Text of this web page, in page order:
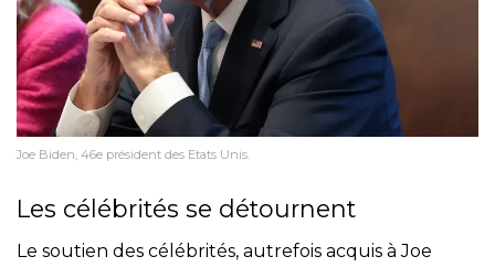
Joe Biden, 46e président des Etats Unis.
Les célébrités se détournent
Le soutien des célébrités, autrefois acquis à Joe